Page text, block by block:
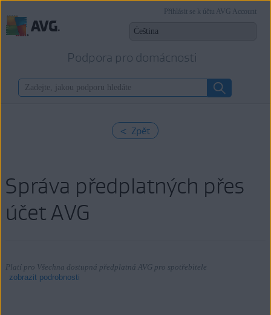
Podpora pro domácnosti
Přihlásit se k účtu AVG Account
< Zpět
Správa předplatných přes
účet AVG
Platí pro Všechna dostupná předplatná AVG pro spotřebitele
zobrazit podrobnosti